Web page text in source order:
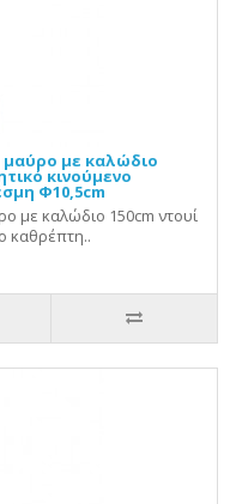
με καλώδιο
κινούμενο
Φ10,5cm
με καλώδιο 150cm ντουί
καθρέπτη..